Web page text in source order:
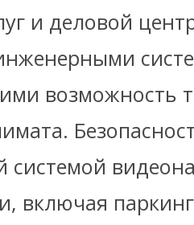
и деловой
возможность
системой
включая